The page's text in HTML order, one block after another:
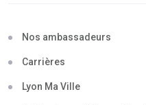
Nos ambassadeurs
Carrières
Lyon Ma Ville